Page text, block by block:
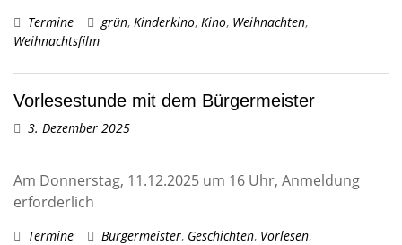
Termine grün, Kinderkino, Kino, Weihnachten,
Weihnachtsfilm
Vorlesestunde mit dem Bürgermeister
3. Dezember 2025
Am Donnerstag, 11.12.2025 um 16 Uhr, Anmeldung
erforderlich
Termine Bürgermeister, Geschichten, Vorlesen,